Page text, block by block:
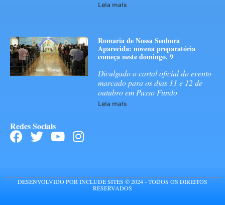
Leia mais
Romaria de Nossa Senhora
Aparecida: novena preparatória
começa neste domingo, 9
Divulgado o cartal oficial do evento
marcado para os dias 11 e 12 de
outubro em Passo Fundo
Leia mais
Redes Sociais
DESENVOLVIDO POR INCLUDE SITES © 2024 - TODOS OS DIREITOS
RESERVADOS